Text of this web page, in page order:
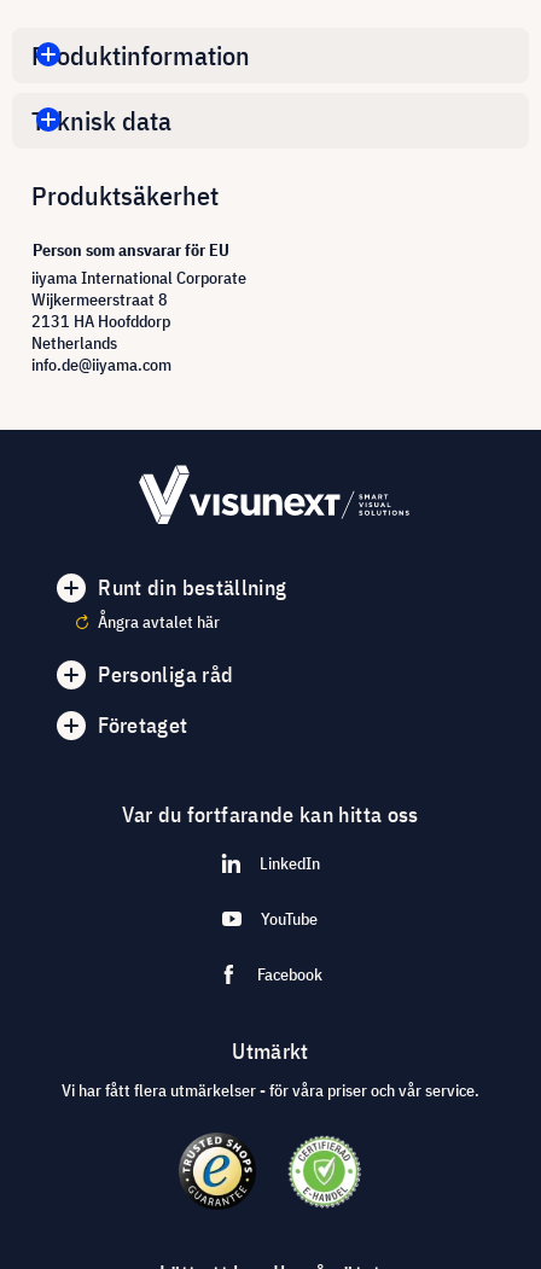
Produktinformation
Teknisk data
Produktsäkerhet
Person som ansvarar för EU
iiyama International Corporate
Wijkermeerstraat 8
2131 HA Hoofddorp
Netherlands
info.de@iiyama.com
Runt din beställning
Ångra avtalet här
Personliga råd
Företaget
Var du fortfarande kan hitta oss
LinkedIn
YouTube
Facebook
Utmärkt
Vi har fått flera utmärkelser - för våra priser och vår service.